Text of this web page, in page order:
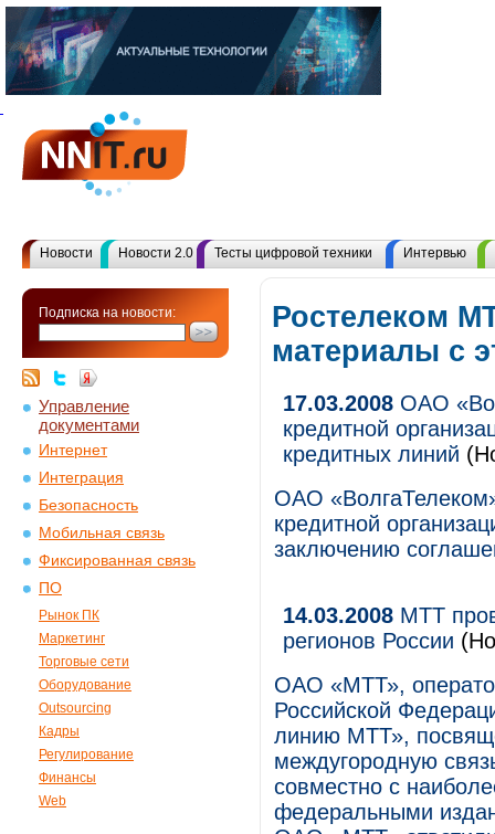
Новости Новости 2.0 Тесты цифровой техники Интервью
Подписка на новости:
Управление
документами
Интернет
Интеграция
Безопасность
Мобильная связь
Фиксированная связь
ПО
Рынок ПК
Маркетинг
Торговые сети
Оборудование
Outsourcing
Кадры
Регулирование
Финансы
Web
Ростелеком
материалы с
17.03.2008 ОАО
кредитной
кредитных линий
ОАО
кредитной
заключению
14.03.2008 МТТ
регионов России
ОАО «МТТ»,
Российской
линию МТТ»,
междугородную
совместно с
федеральными